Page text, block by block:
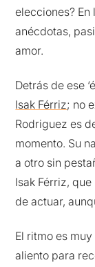
elecciones?
anécdotas,
amor.
Detrás de ese
Isak Férriz; no
Rodriguez es
momento. Su
a otro sin
Isak Férriz,
de actuar,
El ritmo es
aliento para